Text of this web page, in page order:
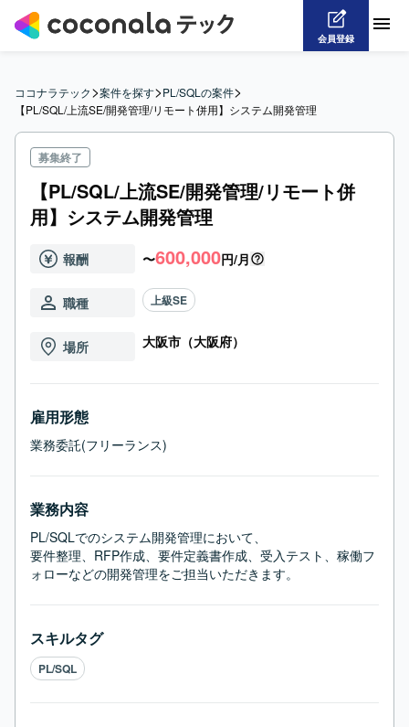
会員登録
ココナラテック>案件を探す>PL/SQLの案件>
【PL/SQL/上流SE/開発管理/リモート併用】システム開発管理
募集終了
【PL/SQL/上流SE/開発管理/リモート併
用】システム開発管理
報酬 〜600,000円/月
職種 上級SE
場所 大阪市（大阪府）
雇用形態
業務委託(フリーランス)
業務内容
PL/SQLでのシステム開発管理において、
要件整理、RFP作成、要件定義書作成、受入テスト、稼働フ
ォローなどの開発管理をご担当いただきます。
スキルタグ
PL/SQL